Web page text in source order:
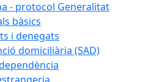
- protocol Generalitat
bàsics
i denegats
domiciliària (SAD)